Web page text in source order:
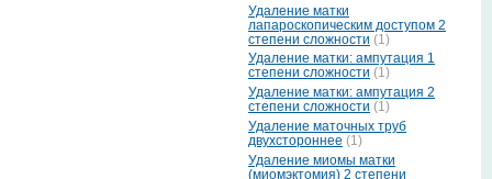
Удаление матки
лапароскопическим доступом 2
степени сложности (1)
Удаление матки: ампутация 1
степени сложности (1)
Удаление матки: ампутация 2
степени сложности (1)
Удаление маточных труб
двухстороннее (1)
Удаление миомы матки
(миомэктомия) 2 степени